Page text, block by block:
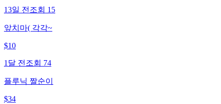
13일 전 조회 15
앞치마( 각각~
$10
1달 전 조회 74
플루닉 짤순이
$34